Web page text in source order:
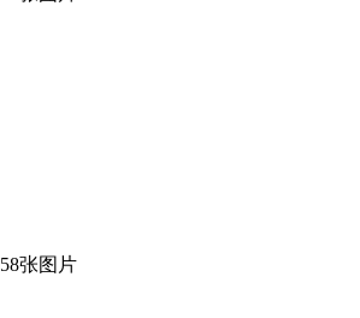
58张图片